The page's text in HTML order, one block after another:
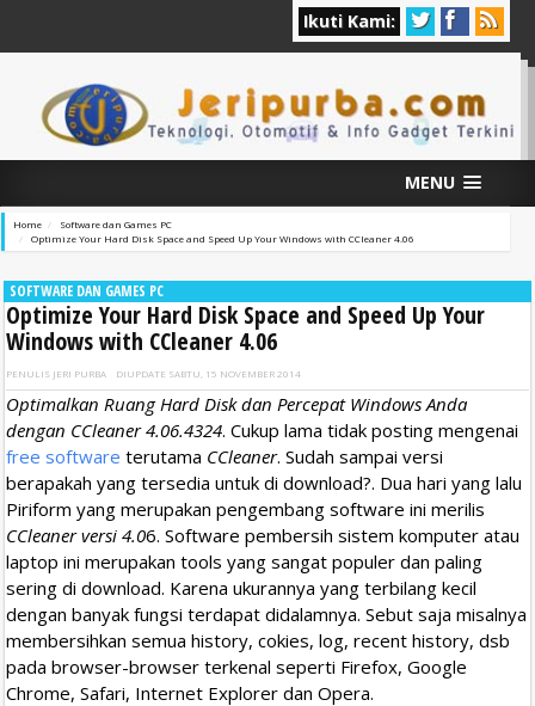
Ikuti Kami:
MENU
Home
Software dan Games PC
Optimize Your Hard Disk Space and Speed Up Your Windows with CCleaner 4.06
SOFTWARE DAN GAMES PC
Optimize Your Hard Disk Space and Speed Up Your
Windows with CCleaner 4.06
PENULIS JERI PURBA DIUPDATE SABTU, 15 NOVEMBER 2014
Optimalkan Ruang Hard Disk dan Percepat Windows Anda
dengan CCleaner 4.06.4324. Cukup lama tidak posting mengenai
free software terutama CCleaner. Sudah sampai versi
berapakah yang tersedia untuk di download?. Dua hari yang lalu
Piriform yang merupakan pengembang software ini merilis
CCleaner versi 4.06. Software pembersih sistem komputer atau
laptop ini merupakan tools yang sangat populer dan paling
sering di download. Karena ukurannya yang terbilang kecil
dengan banyak fungsi terdapat didalamnya. Sebut saja misalnya
membersihkan semua history, cokies, log, recent history, dsb
pada browser-browser terkenal seperti Firefox, Google
Chrome, Safari, Internet Explorer dan Opera.